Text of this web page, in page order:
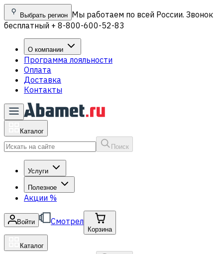
Выбрать регион Мы работаем по всей России. Звонок
бесплатный + 8-800-600-52-83
О компании
Программа лояльности
Оплата
Доставка
Контакты
Каталог
Поиск
Услуги
Полезное
Акции %
Войти Смотрел
Корзина
Каталог